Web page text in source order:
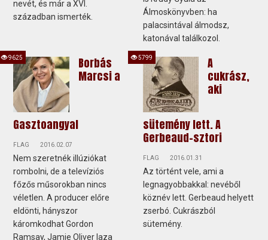
nevét, és már a XVI.
században ismerték.
Álmoskönyvben: ha
palacsintával álmodsz,
katonával találkozol.
Borbás
Marcsi a
Gasztoangyal
FLAG 2016.02.07
Nem szeretnék illúziókat
rombolni, de a televíziós
főzős műsorokban nincs
véletlen. A producer előre
eldönti, hányszor
káromkodhat Gordon
Ramsay, Jamie Oliver laza
9625
A
cukrász,
aki
sütemény lett. A
Gerbeaud-sztori
FLAG 2016.01.31
Az történt vele, ami a
legnagyobbakkal: nevéből
köznév lett. Gerbeaud helyett
zserbó. Cukrászból
sütemény.
5799